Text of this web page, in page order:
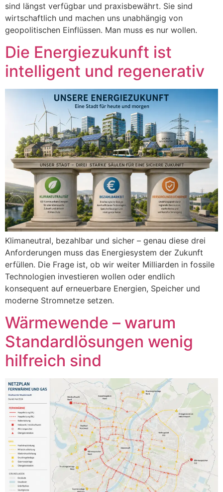
sind längst verfügbar und praxisbewährt. Sie sind
wirtschaftlich und machen uns unabhängig von
geopolitischen Einflüssen. Man muss es nur wollen.
Die Energiezukunft ist
intelligent und regenerativ
Klimaneutral, bezahlbar und sicher – genau diese drei
Anforderungen muss das Energiesystem der Zukunft
erfüllen. Die Frage ist, ob wir weiter Milliarden in fossile
Technologien investieren wollen oder endlich
konsequent auf erneuerbare Energien, Speicher und
moderne Stromnetze setzen.
Wärmewende – warum
Standardlösungen wenig
hilfreich sind